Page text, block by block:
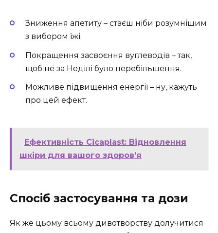
Зниження апетиту – стаєш ніби розумнішим
з вибором їжі.
Покращення засвоєння вуглеводів – так,
щоб не за Неділі було перебільшення.
Можливе підвищення енергії – ну, кажуть
про цей ефект.
Ефективність Cicaplast: Відновлення
шкіри для вашого здоров’я
Спосіб застосування та дози
Як же цьому всьому дивотворству долучитися